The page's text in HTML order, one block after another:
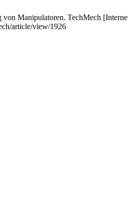
von Manipulatoren. TechMech
article/view/1926